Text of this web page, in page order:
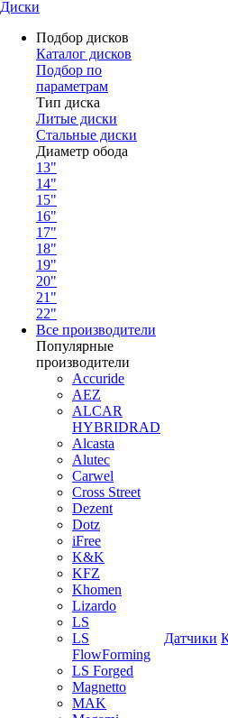
Диски
Подбор дисков
Каталог дисков
Подбор по
параметрам
Тип диска
Литые диски
Стальные диски
Диаметр обода
13"
14"
15"
16"
17"
18"
19"
20"
21"
22"
Все производители
Популярные
производители
Accuride
AEZ
ALCAR
HYBRIDRAD
Alcasta
Alutec
Carwel
Cross Street
Dezent
Dotz
iFree
K&K
KFZ
Khomen
Lizardo
LS
LS
FlowForming
LS Forged
Magnetto
MAK
Датчики